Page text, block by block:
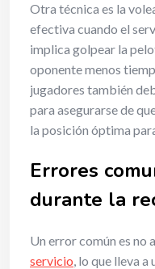
Otra técnica es la
efectiva cuando el
implica golpear la
oponente menos
jugadores también
para asegurarse de
la posición óptima
Errores
durante la
Un error común es no
servicio, lo que lleva a